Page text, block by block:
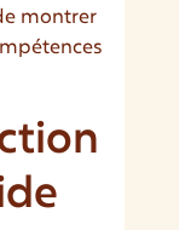
montrer